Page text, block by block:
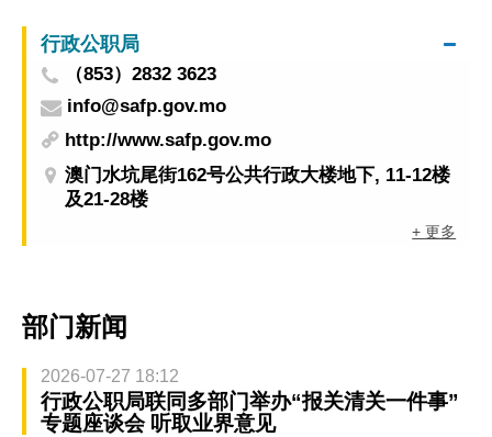
行政公职局
（853）2832 3623
info@safp.gov.mo
http://www.safp.gov.mo
澳门水坑尾街162号公共行政大楼地下, 11-12楼
及21-28楼
+ 更多
部门新闻
2026-07-27 18:12
行政公职局联同多部门举办“报关清关一件事”
专题座谈会 听取业界意见